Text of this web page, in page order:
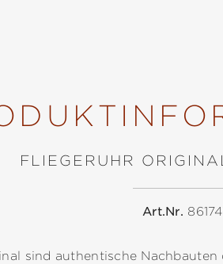
FLIEGERUHR
Art.Nr.
sind authentische